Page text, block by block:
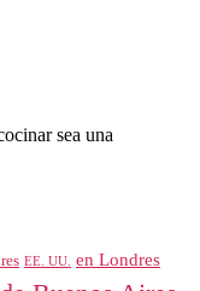
sea una
EE. UU. en Londres